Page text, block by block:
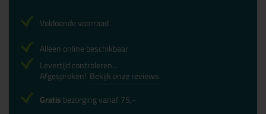
Voldoende voorraad
Alleen online beschikbaar
Levertijd controleren...
Afgesproken! Bekijk onze reviews
Gratisbezorging vanaf 75,-